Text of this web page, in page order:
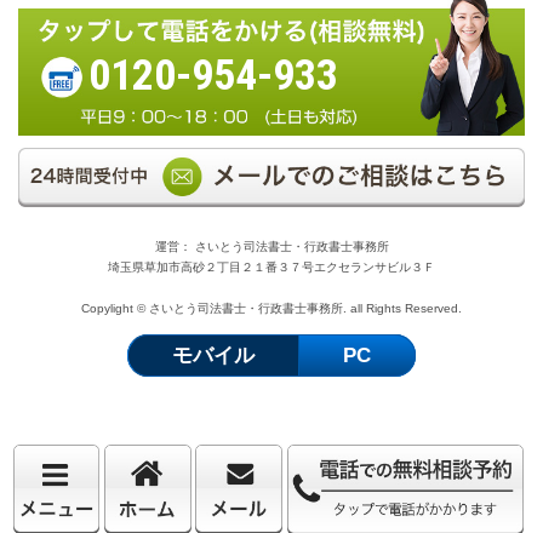
0120-954-933
運営： さいとう司法書士・行政書士事務所
埼玉県草加市高砂２丁目２１番３７号エクセランサビル３Ｆ
Copylight © さいとう司法書士・行政書士事務所. all Rights Reserved.
モバイル PC